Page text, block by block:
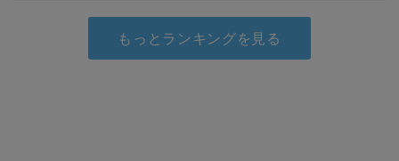
もっとランキングを見る